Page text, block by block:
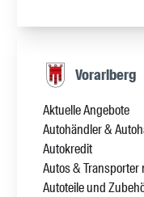
Vorarlberg
Aktuelle Angebote
Autohändler &
Autokredit
Autos & Transporter
Autoteile und